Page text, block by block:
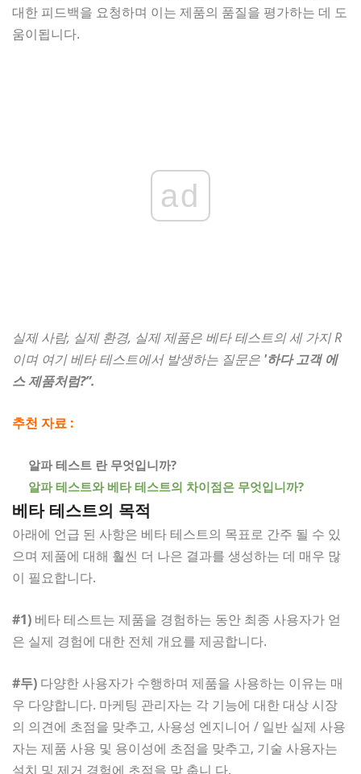
대한 피드백을 요청하며 이는 제품의 품질을 평가하는 데 도
움이됩니다.
ad
실제 사람, 실제 환경, 실제 제품은 베타 테스트의 세 가지 R
이며 여기 베타 테스트에서 발생하는 질문은 '하다 고객 에
스제품처럼?”.
추천 자료 :
알파 테스트 란 무엇입니까?
알파 테스트와 베타 테스트의 차이점은 무엇입니까?
베타 테스트의 목적
아래에 언급 된 사항은 베타 테스트의 목표로 간주 될 수 있
으며 제품에 대해 훨씬 더 나은 결과를 생성하는 데 매우 많
이 필요합니다.
#1) 베타 테스트는 제품을 경험하는 동안 최종 사용자가 얻
은 실제 경험에 대한 전체 개요를 제공합니다.
#두) 다양한 사용자가 수행하며 제품을 사용하는 이유는 매
우 다양합니다. 마케팅 관리자는 각 기능에 대한 대상 시장
의 의견에 초점을 맞추고, 사용성 엔지니어 / 일반 실제 사용
자는 제품 사용 및 용이성에 초점을 맞추고, 기술 사용자는
설치 및 제거 경험에 초점을 맞 춥니 다.